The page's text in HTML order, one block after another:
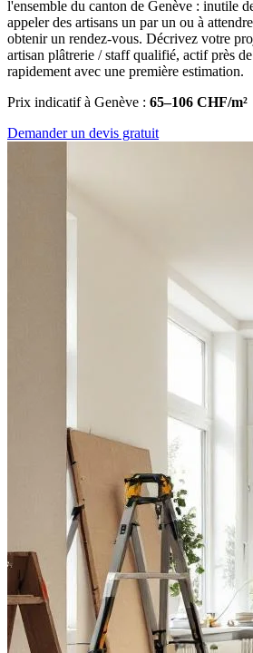
l'ensemble du canton de Genève : inutile
appeler des artisans un par un ou à
obtenir un rendez-vous. Décrivez votre
artisan plâtrerie / staff qualifié, actif près
rapidement avec une première estimation.
Prix indicatif à Genève : 65–106 CHF/m²
Demander un devis gratuit